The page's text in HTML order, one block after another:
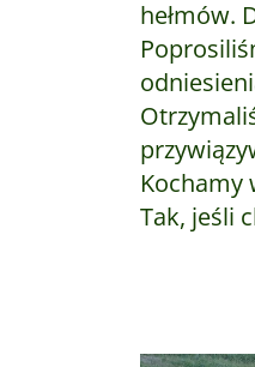
hełmów.
Kochamy
Tak, jeśli